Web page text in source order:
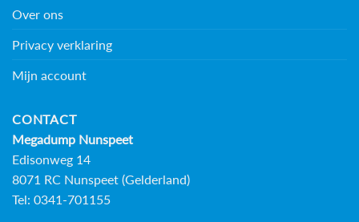
Over ons
Privacy verklaring
Mijn account
CONTACT
Megadump Nunspeet
Edisonweg 14
8071 RC Nunspeet (Gelderland)
Tel: 0341-701155